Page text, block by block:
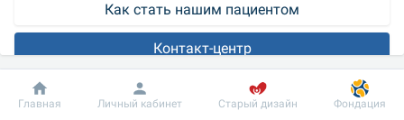
Как стать нашим пациентом
Контакт-центр
Не зависит, от каких причин были утрачены зубы,
Добробут Информация Пациенту
Главная Личный кабинет Старый дизайн Фондация